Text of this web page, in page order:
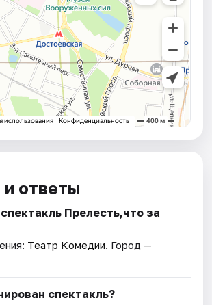
ответы
Прелесть,что за
Театр Комедии. Город —
спектакль?